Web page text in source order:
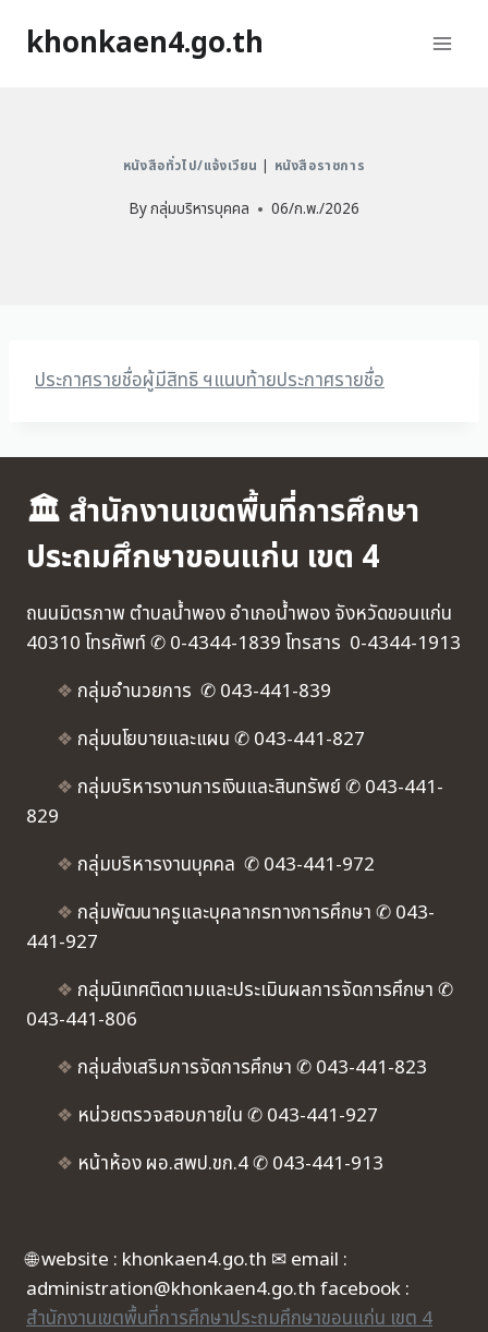
khonkaen4.go.th
หนังสือทั่วไป/แจ้งเวียน หนังสือราชการ
Byกลุ่มบริหารบุคคล 06/ก.พ./2026
ประกาศรายชื่อผู้มีสิทธิ ฯแนบท้ายประกาศรายชื่อ
🏛 สำนักงานเขตพื้นที่การศึกษา
ประถมศึกษาขอนแก่น เขต 4
ถนนมิตรภาพ ตำบลน้ำพอง อำเภอน้ำพอง จังหวัดขอนแก่น
40310 โทรศัพท์ ✆ 0-4344-1839 โทรสาร 0-4344-1913
❖ กลุ่มอำนวยการ ✆ 043-441-839
❖ กลุ่มนโยบายและแผน ✆ 043-441-827
❖ กลุ่มบริหารงานการเงินและสินทรัพย์ ✆ 043-441-
829
❖ กลุ่มบริหารงานบุคคล ✆ 043-441-972
❖ กลุ่มพัฒนาครูและบุคลากรทางการศึกษา ✆ 043-
441-927
❖ กลุ่มนิเทศติดตามและประเมินผลการจัดการศึกษา ✆
043-441-806
❖ กลุ่มส่งเสริมการจัดการศึกษา ✆ 043-441-823
❖ หน่วยตรวจสอบภายใน ✆ 043-441-927
❖ หน้าห้อง ผอ.สพป.ขก.4 ✆ 043-441-913
🌐 website : khonkaen4.go.th ✉ email :
administration@khonkaen4.go.th facebook :
สำนักงานเขตพื้นที่การศึกษาประถมศึกษาขอนแก่น เขต 4